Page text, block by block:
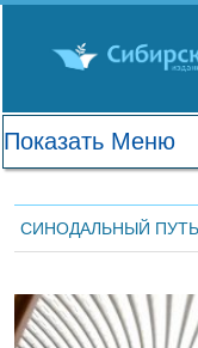
СИНОДАЛЬНЫЙ ПУТЬ
ГЛАВНАЯ